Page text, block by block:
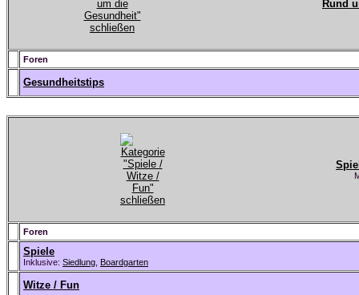
Rund
Foren
Gesundheitstips
Foren
Spiele
Inklusive: Siedlung Boardgarten
Witze / Fun